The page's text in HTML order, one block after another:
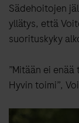
Sädehoitojen
yllätys, että
suorituskyky
”Mitään ei
Hyvin toimi”,